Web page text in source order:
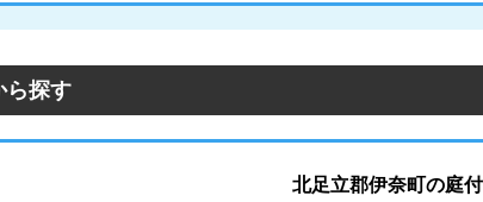
ら探す
北足立郡伊奈町の庭